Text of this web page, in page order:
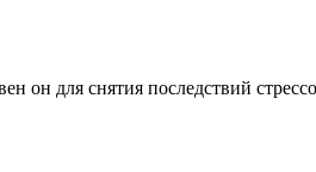
он для снятия последствий